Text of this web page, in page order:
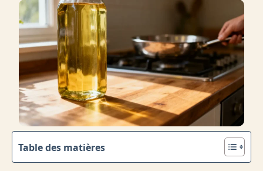
Table des matières